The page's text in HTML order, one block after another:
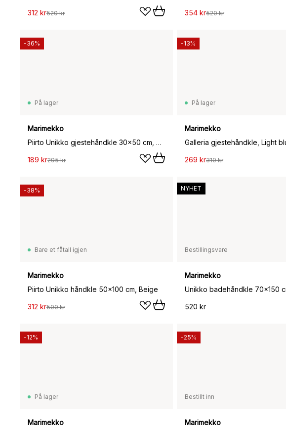
312 kr520 kr 354 kr520 kr
På lager
Marimekko
Piirto Unikko gjestehåndkle 30x50 cm, Beige
189 kr295 kr
-36%
På lager
Marimekko
269 kr310 kr
-13%
Bare et fåtall igjen
Marimekko
Piirto Unikko håndkle 50x100 cm, Beige
312 kr500 kr
-38%
Bestillingsvare
Marimekko
520 kr
NYHET
På lager
Marimekko
-12%
Bestillt inn
Marimekko
-25%